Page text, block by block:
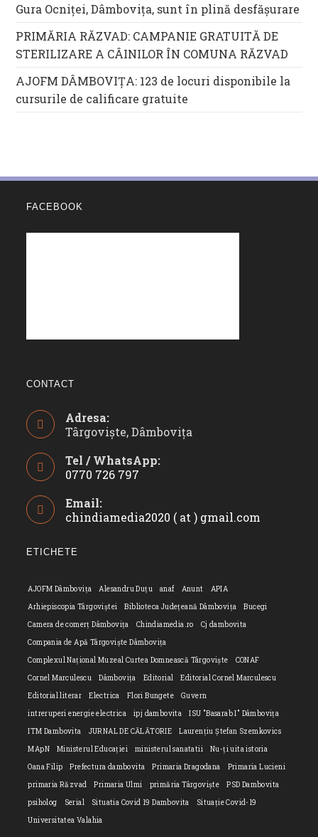
Gura Ocniței, Dâmbovița, sunt în plină desfășurare
PRIMĂRIA RĂZVAD: CAMPANIE GRATUITĂ DE
STERILIZARE A CÂINILOR ÎN COMUNA RĂZVAD
AJOFM DÂMBOVIȚA: 123 de locuri disponibile la
cursurile de calificare gratuite
FACEBOOK
CONTACT
Adresa:
Târgoviște, Dâmbovița
Tel / WhatsApp:
0770 726 797
in
your
Email:
chindiamedia2020 ( at ) gmail.com
ETICHETE
AJOFM Dâmbovița Alesandru Duțu anaf Anunt
APIA
Arhiepiscopia Târgoviștei
Biblioteca Județeană Dâmbovița
Bucegi
Camera de comerț Dâmbovița
Chindiamedia.ro
Cj dambovita
Compania de Apă Târgoviște Dâmbovița
Complexul Național Muzeal Curtea Domnească Târgoviște
CONAF
Cornel Marculescu
Dâmbovița Editorial
Editorial Cornel Marculescu
Editorial literar
Electrica Flori Bungete
Guvern
intreruperi energie electrica
ipj dambovita
ISU "Basarab I" Dâmbovița
ITM Dambovita
JURNAL DE CĂLĂTORIE
Laurențiu Ștefan Szemkovics
MApN
Ministerul Educației ministerul sanatatii
Nu-ți uita istoria
Oana Filip
Prefectura dambovita Primaria Dragodana
Primaria Lucieni
primaria Răzvad
Primaria Ulmi primăria Târgoviște
PSD Dambovita
psiholog
Serial Situatia Covid 19 Dambovita
Situație Covid-19
Universitatea Valahia